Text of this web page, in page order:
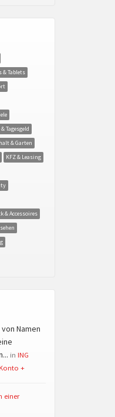
& Tablets
Tagesgeld
& Garten
KFZ & Leasing
& Accessoires
Namen
in ING
+
einer